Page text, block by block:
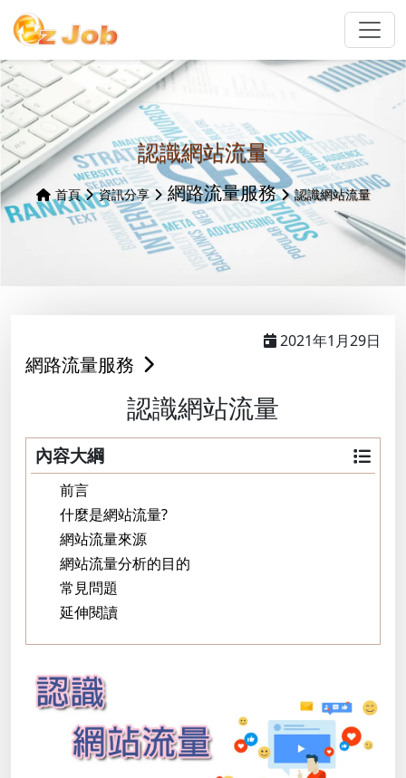
認識網站流量
首頁 資訊分享 網路流量服務 認識網站流量
2021年1月29日
網路流量服務
認識網站流量
內容大綱
前言
什麼是網站流量?
網站流量來源
網站流量分析的目的
常見問題
延伸閱讀